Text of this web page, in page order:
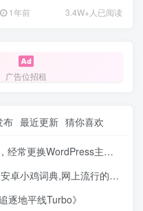
1年前 3.4W+人已阅读
广告位招租
布 最近更新 猜你喜欢
主题模板，对网站有什么影响！
小鸡词典,网上流行的梗解释
逐地平线Turbo》